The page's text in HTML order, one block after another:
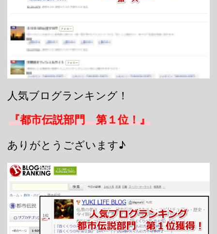
人気ブログランキング！
『都市伝説部門 第１位！』
ありがとうございます♪